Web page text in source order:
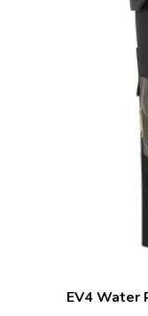
EV4 Water